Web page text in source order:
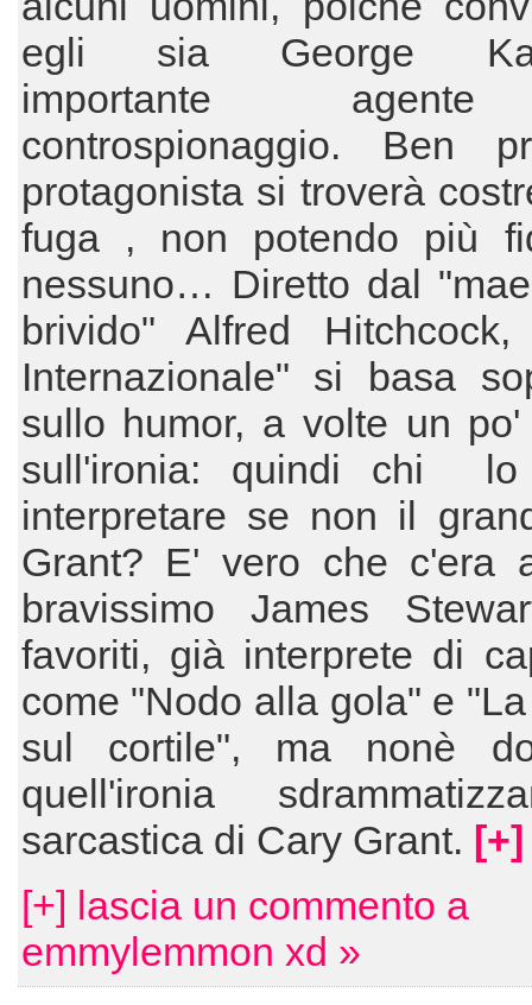
egli sia George
importante
controspionaggio. Ben
protagonista si troverà
fuga , non potendo più
nessuno… Diretto dal
brivido" Alfred Hitchcock,
Internazionale" si basa
sullo humor, a volte un
sull'ironia: quindi chi lo
interpretare se non il
Grant? E' vero che c'era
bravissimo James
favoriti, già interprete di
come "Nodo alla gola" e
sul cortile", ma nonè
quell'ironia
sarcastica di Cary Grant. [+]
[+] lascia un commento a
emmylemmon xd »